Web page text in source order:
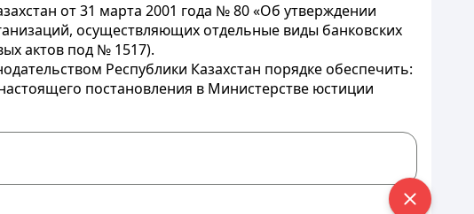
от 31 марта 2001 года № 80 «Об утверждении
осуществляющих отдельные виды банковских
актов под № 1517).
Республики Казахстан порядке обеспечить:
постановления в Министерстве юстиции